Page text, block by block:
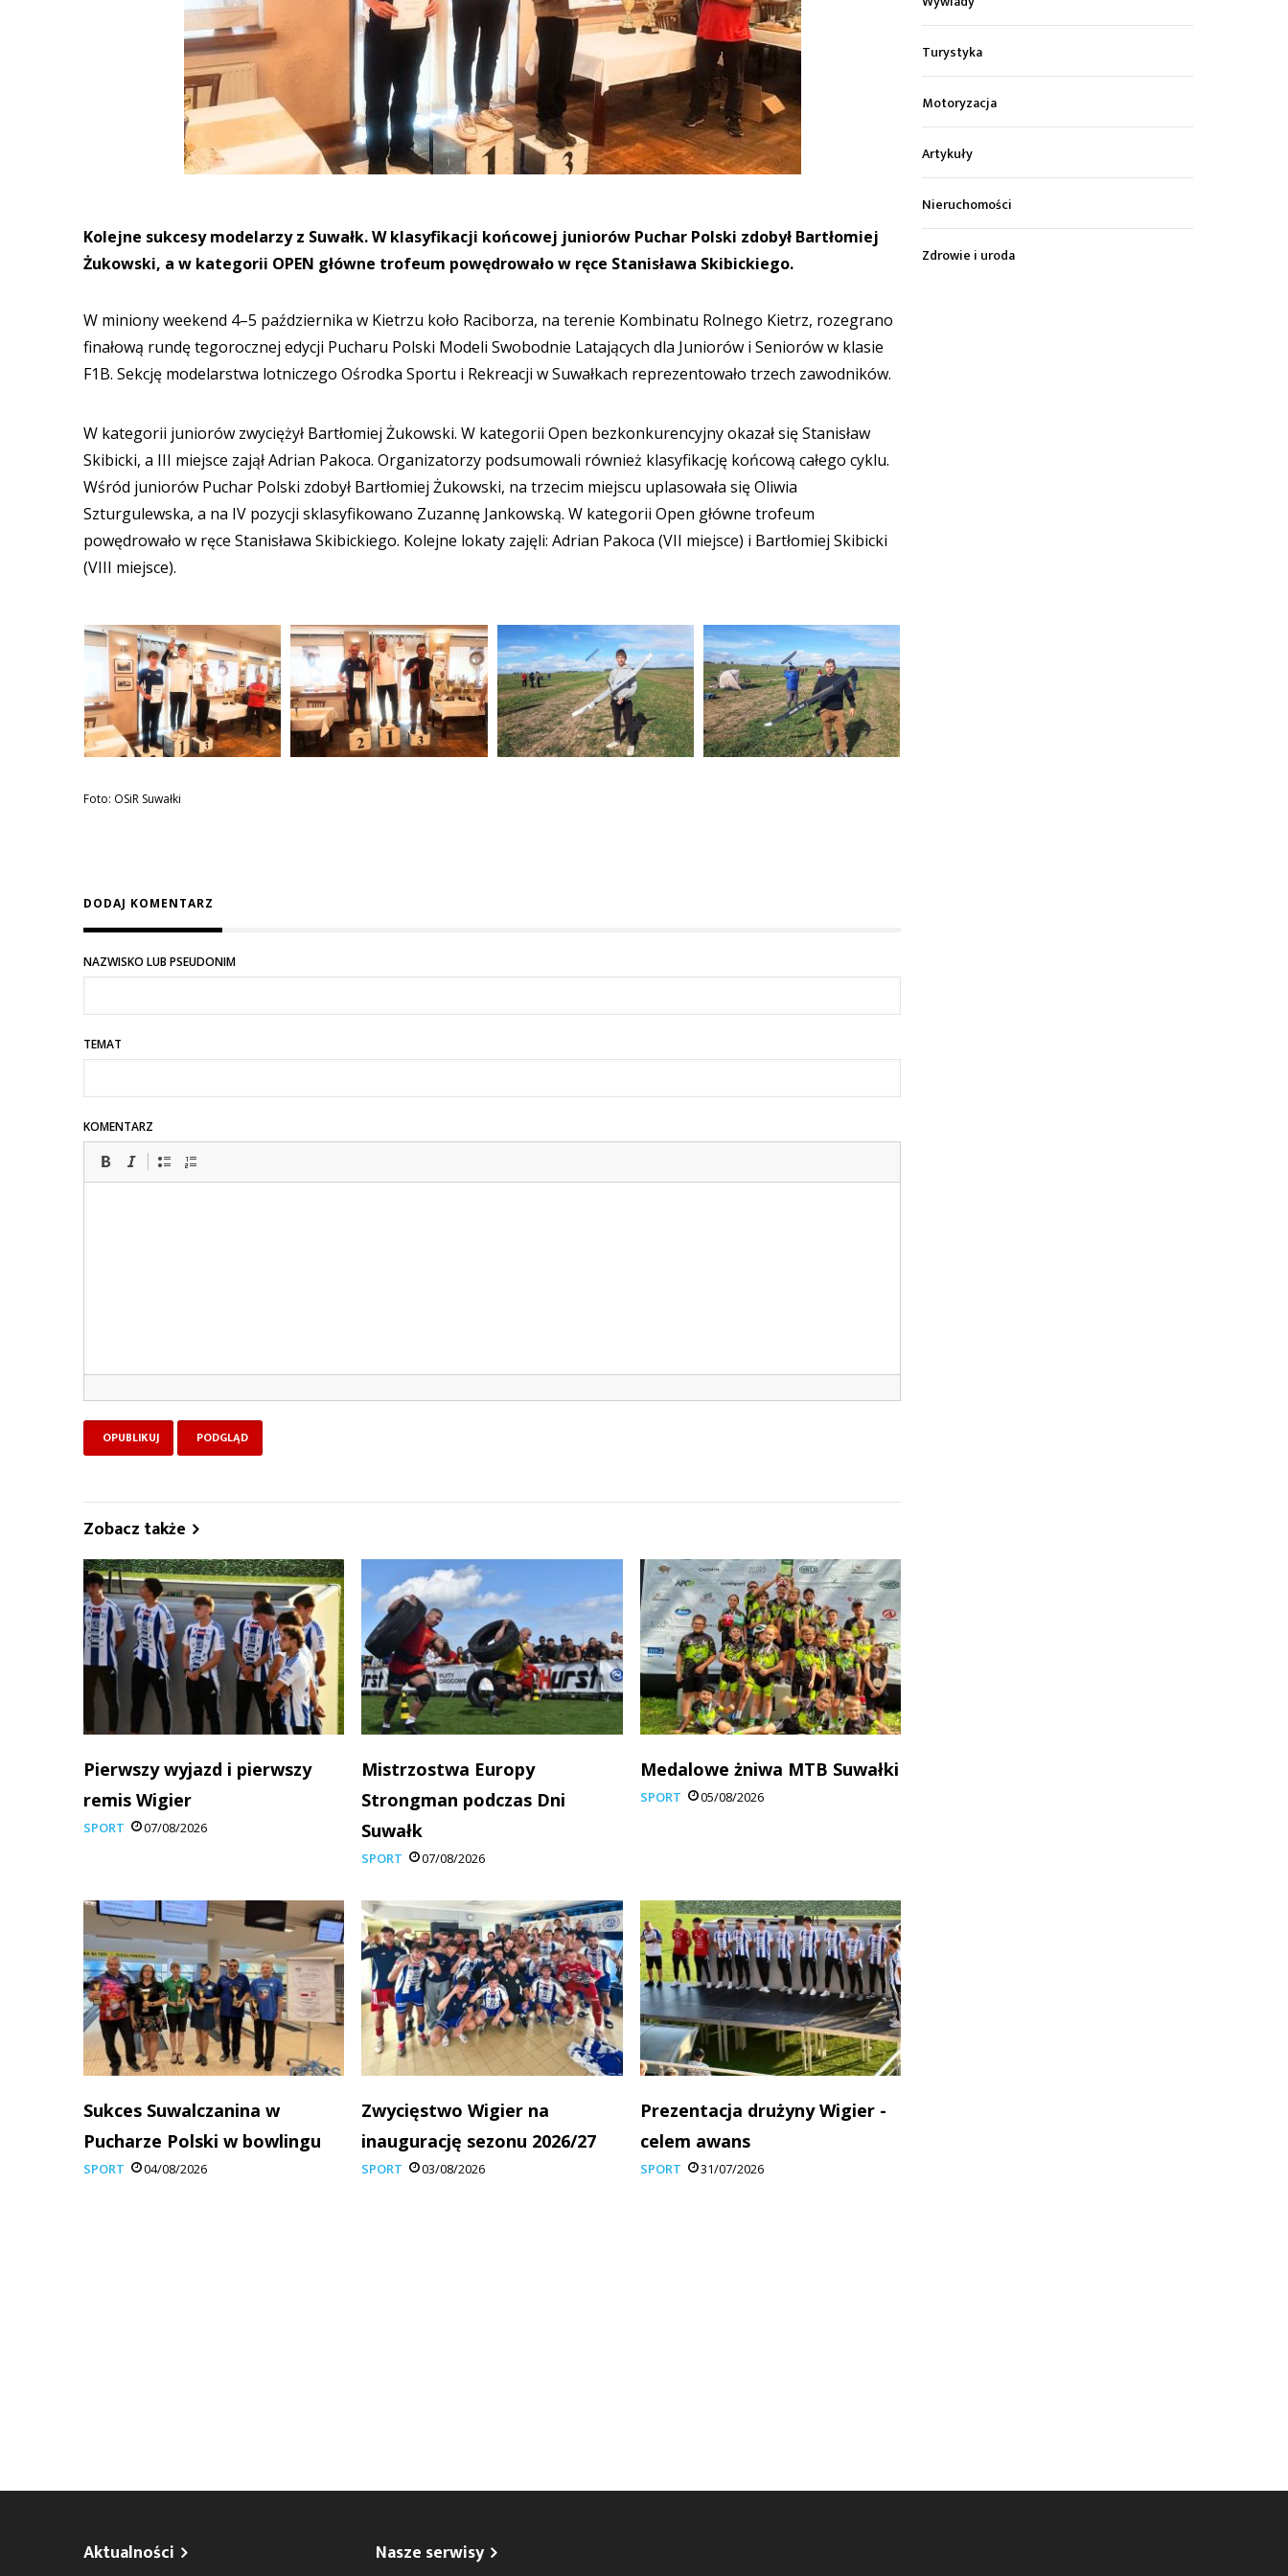
Kolejne sukcesy modelarzy z Suwałk. W klasyfikacji końcowej juniorów Puchar Polski zdobył Bartłomiej
Żukowski, a w kategorii OPEN główne trofeum powędrowało w ręce Stanisława Skibickiego.
W miniony weekend 4–5 października w Kietrzu koło Raciborza, na terenie Kombinatu Rolnego Kietrz, rozegrano
finałową rundę tegorocznej edycji Pucharu Polski Modeli Swobodnie Latających dla Juniorów i Seniorów w klasie
F1B. Sekcję modelarstwa lotniczego Ośrodka Sportu i Rekreacji w Suwałkach reprezentowało trzech zawodników.
W kategorii juniorów zwyciężył Bartłomiej Żukowski. W kategorii Open bezkonkurencyjny okazał się Stanisław
Skibicki, a III miejsce zajął Adrian Pakoca. Organizatorzy podsumowali również klasyfikację końcową całego cyklu.
Wśród juniorów Puchar Polski zdobył Bartłomiej Żukowski, na trzecim miejscu uplasowała się Oliwia
Szturgulewska, a na IV pozycji sklasyfikowano Zuzannę Jankowską. W kategorii Open główne trofeum
powędrowało w ręce Stanisława Skibickiego. Kolejne lokaty zajęli: Adrian Pakoca (VII miejsce) i Bartłomiej Skibicki
(VIII miejsce).
Foto: OSiR Suwałki
DODAJ KOMENTARZ
NAZWISKO LUB PSEUDONIM
TEMAT
KOMENTARZ
Zobacz także
Pierwszy wyjazd i pierwszy
remis Wigier
SPORT 07/08/2026
Mistrzostwa Europy
Strongman podczas Dni
Suwałk
SPORT 07/08/2026
Medalowe żniwa MTB Suwałki
SPORT 05/08/2026
Sukces Suwalczanina w
Pucharze Polski w bowlingu
SPORT 04/08/2026
Zwycięstwo Wigier na
inaugurację sezonu 2026/27
SPORT 03/08/2026
Prezentacja drużyny Wigier -
celem awans
SPORT 31/07/2026
Turystyka
Motoryzacja
Artykuły
Nieruchomości
Zdrowie i uroda
Aktualności Nasze serwisy